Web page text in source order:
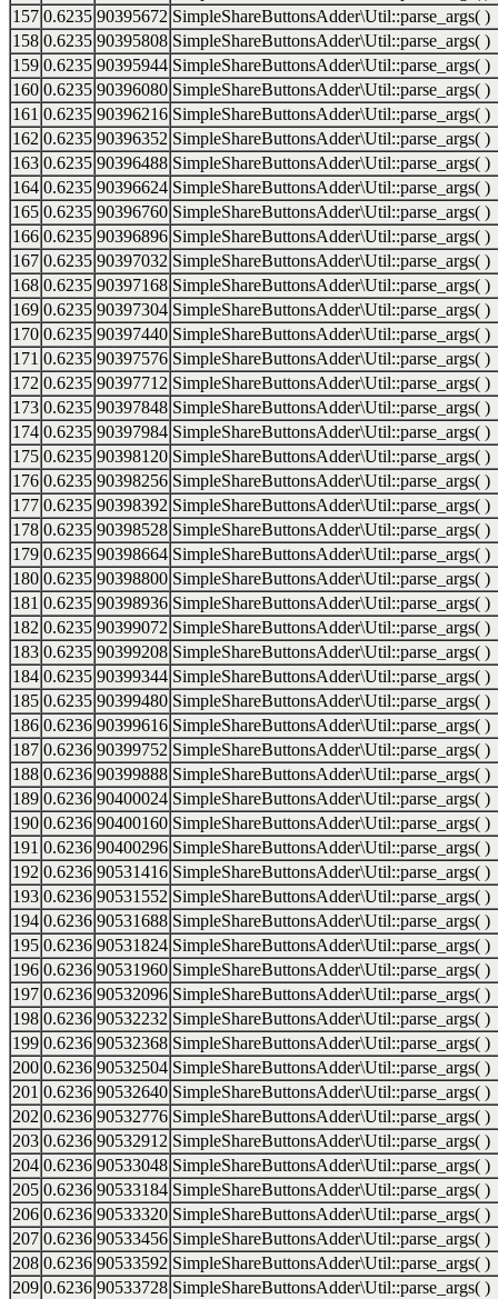
157 0.6235 90395672 SimpleShareButtonsAdder\Util::parse_args( )
158 0.6235 90395808 SimpleShareButtonsAdder\Util::parse_args( )
159 0.6235 90395944 SimpleShareButtonsAdder\Util::parse_args( )
160 0.6235 90396080 SimpleShareButtonsAdder\Util::parse_args( )
161 0.6235 90396216 SimpleShareButtonsAdder\Util::parse_args( )
162 0.6235 90396352 SimpleShareButtonsAdder\Util::parse_args( )
163 0.6235 90396488 SimpleShareButtonsAdder\Util::parse_args( )
164 0.6235 90396624 SimpleShareButtonsAdder\Util::parse_args( )
165 0.6235 90396760 SimpleShareButtonsAdder\Util::parse_args( )
166 0.6235 90396896 SimpleShareButtonsAdder\Util::parse_args( )
167 0.6235 90397032 SimpleShareButtonsAdder\Util::parse_args( )
168 0.6235 90397168 SimpleShareButtonsAdder\Util::parse_args( )
169 0.6235 90397304 SimpleShareButtonsAdder\Util::parse_args( )
170 0.6235 90397440 SimpleShareButtonsAdder\Util::parse_args( )
171 0.6235 90397576 SimpleShareButtonsAdder\Util::parse_args( )
172 0.6235 90397712 SimpleShareButtonsAdder\Util::parse_args( )
173 0.6235 90397848 SimpleShareButtonsAdder\Util::parse_args( )
174 0.6235 90397984 SimpleShareButtonsAdder\Util::parse_args( )
175 0.6235 90398120 SimpleShareButtonsAdder\Util::parse_args( )
176 0.6235 90398256 SimpleShareButtonsAdder\Util::parse_args( )
177 0.6235 90398392 SimpleShareButtonsAdder\Util::parse_args( )
178 0.6235 90398528 SimpleShareButtonsAdder\Util::parse_args( )
179 0.6235 90398664 SimpleShareButtonsAdder\Util::parse_args( )
180 0.6235 90398800 SimpleShareButtonsAdder\Util::parse_args( )
181 0.6235 90398936 SimpleShareButtonsAdder\Util::parse_args( )
182 0.6235 90399072 SimpleShareButtonsAdder\Util::parse_args( )
183 0.6235 90399208 SimpleShareButtonsAdder\Util::parse_args( )
184 0.6235 90399344 SimpleShareButtonsAdder\Util::parse_args( )
185 0.6235 90399480 SimpleShareButtonsAdder\Util::parse_args( )
186 0.6236 90399616 SimpleShareButtonsAdder\Util::parse_args( )
187 0.6236 90399752 SimpleShareButtonsAdder\Util::parse_args( )
188 0.6236 90399888 SimpleShareButtonsAdder\Util::parse_args( )
189 0.6236 90400024 SimpleShareButtonsAdder\Util::parse_args( )
190 0.6236 90400160 SimpleShareButtonsAdder\Util::parse_args( )
191 0.6236 90400296 SimpleShareButtonsAdder\Util::parse_args( )
192 0.6236 90531416 SimpleShareButtonsAdder\Util::parse_args( )
193 0.6236 90531552 SimpleShareButtonsAdder\Util::parse_args( )
194 0.6236 90531688 SimpleShareButtonsAdder\Util::parse_args( )
195 0.6236 90531824 SimpleShareButtonsAdder\Util::parse_args( )
196 0.6236 90531960 SimpleShareButtonsAdder\Util::parse_args( )
197 0.6236 90532096 SimpleShareButtonsAdder\Util::parse_args( )
198 0.6236 90532232 SimpleShareButtonsAdder\Util::parse_args( )
199 0.6236 90532368 SimpleShareButtonsAdder\Util::parse_args( )
200 0.6236 90532504 SimpleShareButtonsAdder\Util::parse_args( )
201 0.6236 90532640 SimpleShareButtonsAdder\Util::parse_args( )
202 0.6236 90532776 SimpleShareButtonsAdder\Util::parse_args( )
203 0.6236 90532912 SimpleShareButtonsAdder\Util::parse_args( )
204 0.6236 90533048 SimpleShareButtonsAdder\Util::parse_args( )
205 0.6236 90533184 SimpleShareButtonsAdder\Util::parse_args( )
206 0.6236 90533320 SimpleShareButtonsAdder\Util::parse_args( )
207 0.6236 90533456 SimpleShareButtonsAdder\Util::parse_args( )
208 0.6236 90533592 SimpleShareButtonsAdder\Util::parse_args( )
209 0.6236 90533728 SimpleShareButtonsAdder\Util::parse_args( )